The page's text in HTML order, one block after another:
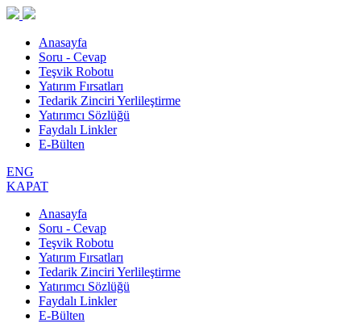
Anasayfa
Soru - Cevap
Teşvik Robotu
Yatırım Fırsatları
Tedarik Zinciri Yerlileştirme
Yatırımcı Sözlüğü
Faydalı Linkler
E-Bülten
ENG
KAPAT
Anasayfa
Soru - Cevap
Teşvik Robotu
Yatırım Fırsatları
Tedarik Zinciri Yerlileştirme
Yatırımcı Sözlüğü
Faydalı Linkler
E-Bülten